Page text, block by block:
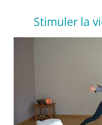
Stimuler la